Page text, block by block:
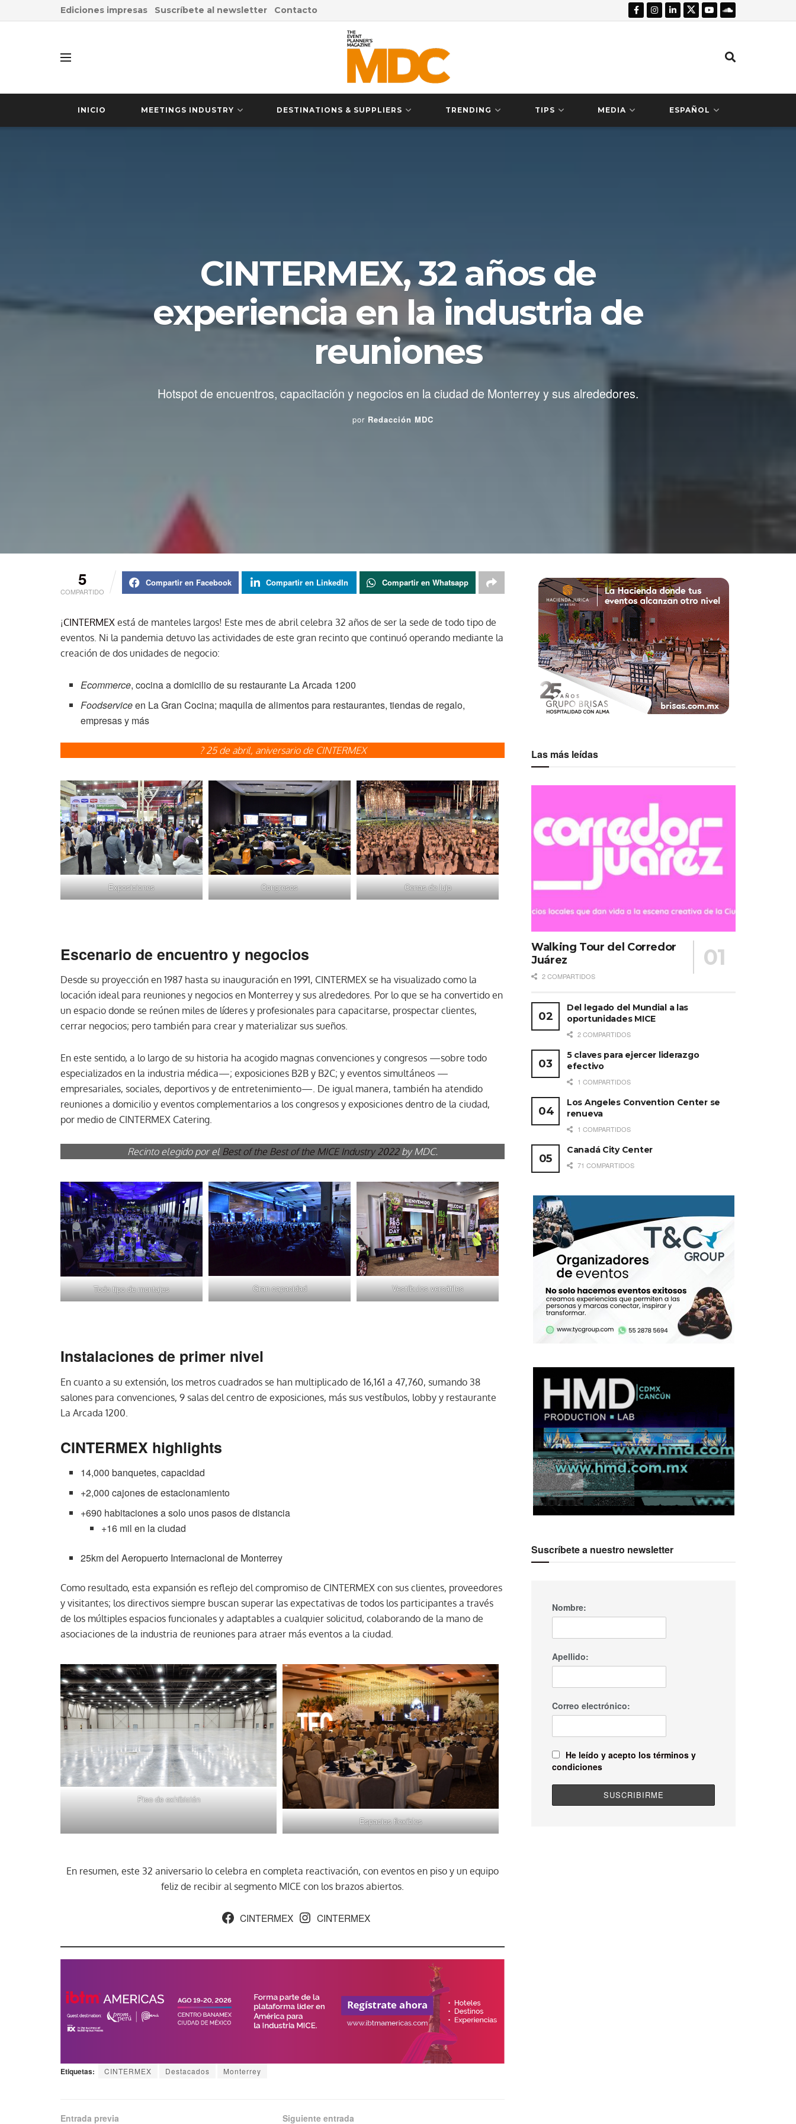
Ediciones impresas Suscríbete al newsletter Contacto
INICIO MEETINGS INDUSTRY DESTINATIONS & SUPPLIERS TRENDING TIPS MEDIA ESPAÑOL
CINTERMEX, 32 años de
experiencia en la industria de
reuniones
Hotspot de encuentros, capacitación y negocios en la ciudad de Monterrey y sus alrededores.
por Redacción MDC
5
COMPARTIDO
Compartir en Facebook Compartir en LinkedIn Compartir en Whatsapp
¡CINTERMEX está de manteles largos! Este mes de abril celebra 32 años de ser la sede de todo tipo de
eventos. Ni la pandemia detuvo las actividades de este gran recinto que continuó operando mediante la
creación de dos unidades de negocio:
Ecommerce, cocina a domicilio de su restaurante La Arcada 1200
Foodserviceen La Gran Cocina; maquila de alimentos para restaurantes, tiendas de regalo,
empresas y más
? 25 de abril, aniversario de CINTERMEX
Exposiciones Congresos Cenas de lujo
Escenario de encuentro y negocios
Desde su proyección en 1987 hasta su inauguración en 1991, CINTERMEX se ha visualizado como la
locación ideal para reuniones y negocios en Monterrey y sus alrededores. Por lo que se ha convertido en
un espacio donde se reúnen miles de líderes y profesionales para capacitarse, prospectar clientes,
cerrar negocios; pero también para crear y materializar sus sueños.
En este sentido, a lo largo de su historia ha acogido magnas convenciones y congresos —sobre todo
especializados en la industria médica—; exposiciones B2B y B2C; y eventos simultáneos —
empresariales, sociales, deportivos y de entretenimiento—. De igual manera, también ha atendido
reuniones a domicilio y eventos complementarios a los congresos y exposiciones dentro de la ciudad,
por medio de CINTERMEX Catering.
Recinto elegido por el Best of the Best of the MICE Industry 2022 by MDC.
Todo tipo de montajes Gran capacidad Vestíbulos versátiles
Instalaciones de primer nivel
En cuanto a su extensión, los metros cuadrados se han multiplicado de 16,161 a 47,760, sumando 38
salones para convenciones, 9 salas del centro de exposiciones, más sus vestíbulos, lobby y restaurante
La Arcada 1200.
CINTERMEX highlights
14,000 banquetes, capacidad
+2,000 cajones de estacionamiento
+690 habitaciones a solo unos pasos de distancia
+16 mil en la ciudad
25km del Aeropuerto Internacional de Monterrey
Como resultado, esta expansión es reflejo del compromiso de CINTERMEX con sus clientes, proveedores
y visitantes; los directivos siempre buscan superar las expectativas de todos los participantes a través
de los múltiples espacios funcionales y adaptables a cualquier solicitud, colaborando de la mano de
asociaciones de la industria de reuniones para atraer más eventos a la ciudad.
Piso de exhibición
Espacios flexibles
En resumen, este 32 aniversario lo celebra en completa reactivación, con eventos en piso y un equipo
feliz de recibir al segmento MICE con los brazos abiertos.
CINTERMEX CINTERMEX
Etiquetas: CINTERMEX Destacados Monterrey
Entrada previa Siguiente entrada
Las más leídas
Walking Tour del Corredor
Juárez
2 COMPARTIDOS
Del legado del Mundial a las
oportunidades MICE
2 COMPARTIDOS
5 claves para ejercer liderazgo
efectivo
1 COMPARTIDOS
Los Angeles Convention Center se
renueva
1 COMPARTIDOS
Canadá City Center
71 COMPARTIDOS
Suscríbete a nuestro newsletter
Nombre:
Apellido:
Correo electrónico:
He leído y acepto los términos y
condiciones